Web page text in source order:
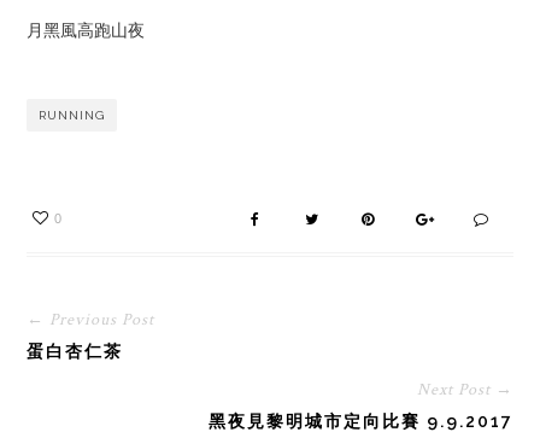
月黑風高跑山夜
RUNNING
0
← Previous Post
蛋白杏仁茶
Next Post →
黑夜見黎明城市定向比賽 9.9.2017